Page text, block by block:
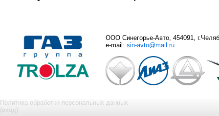
ООО Синегорье-Авто, 454091,
e-mail: sin-avto@mail.ru
Политика обработки персональных данных
(вход)